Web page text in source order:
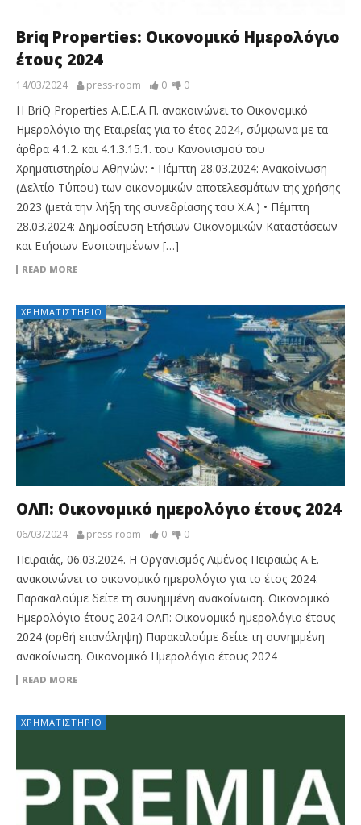
Briq Properties: Οικονομικό Ημερολόγιο
έτους 2024
14/03/2024 press-room 0 0
Η BriQ Properties Α.Ε.Ε.Α.Π. ανακοινώνει το Οικονομικό
Ημερολόγιο της Εταιρείας για το έτος 2024, σύμφωνα με τα
άρθρα 4.1.2. και 4.1.3.15.1. του Κανονισμού του
Χρηματιστηρίου Αθηνών: • Πέμπτη 28.03.2024: Ανακοίνωση
(Δελτίο Τύπου) των οικονομικών αποτελεσμάτων της χρήσης
2023 (μετά την λήξη της συνεδρίασης του Χ.Α.) • Πέμπτη
28.03.2024: Δημοσίευση Ετήσιων Οικονομικών Καταστάσεων
και Ετήσιων Ενοποιημένων […]
READ MORE
ΧΡΗΜΑΤΙΣΤΉΡΙΟ
ΟΛΠ: Οικονομικό ημερολόγιο έτους 2024
06/03/2024 press-room 0 0
Πειραιάς, 06.03.2024. Η Οργανισμός Λιμένος Πειραιώς Α.Ε.
ανακοινώνει το οικονομικό ημερολόγιο για το έτος 2024:
Παρακαλούμε δείτε τη συνημμένη ανακοίνωση. Οικονομικό
Ημερολόγιο έτους 2024 ΟΛΠ: Οικονομικό ημερολόγιο έτους
2024 (ορθή επανάληψη) Παρακαλούμε δείτε τη συνημμένη
ανακοίνωση. Οικονομικό Ημερολόγιο έτους 2024
READ MORE
ΧΡΗΜΑΤΙΣΤΉΡΙΟ